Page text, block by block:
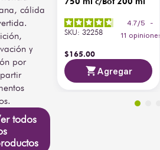
cálida
y
por
todos
4.7/5
-
11 opiniones
SKU: 32258
$165.00
Agregar